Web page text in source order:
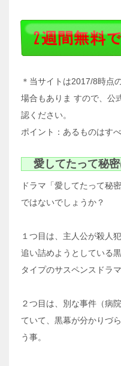
＊当サイトは2017/8時点
場合もありま すので、公
認ください。
ポイント：あるものはす
愛してたって秘
ドラマ「愛してたって秘
ではないでしょうか？
１つ目は、主人公が殺人
追い詰めようとしている
タイプのサスペンスドラ
２つ目は、別な事件（病
ていて、黒幕が分かりづ
う事。